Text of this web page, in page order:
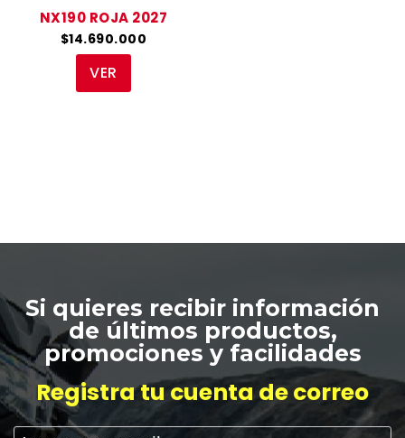
NX190 ROJA 2027
$14.690.000
VER
Si quieres recibir información
de últimos productos,
promociones y facilidades
Registra tu cuenta de correo